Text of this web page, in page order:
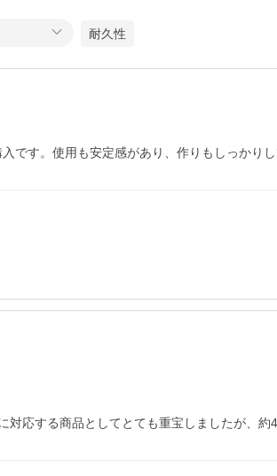
耐久性
です。使用も安定感があり、作りもしっかり
対応する商品としてとても重宝しましたが、